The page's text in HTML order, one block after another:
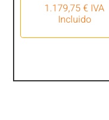
1.179,75€ IVA
Incluido